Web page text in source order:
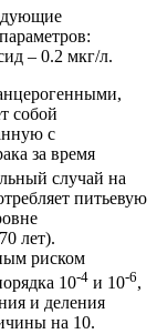
– 0.2 мкг/л.
собой
с
за время
случай на
питьевую
лет).
риском
10-4 и 10-6,
и деления
на 10.